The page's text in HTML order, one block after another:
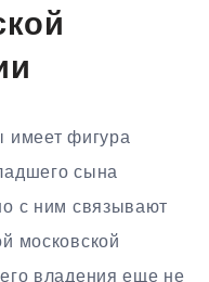
имеет фигура
сына
с ним связывают
московской
владения еще не